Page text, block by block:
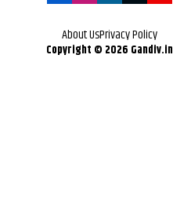
About UsPrivacy Policy
Copyright © 2026 Gandiv.in